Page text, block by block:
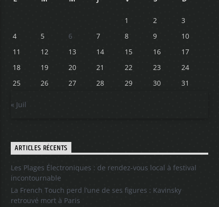
1 2
3
4
5 6 7 8 9
10
11
12 13 14 15 16
17
18
19 20 21 22 23
24
25
26 27 28 29 30 31
« Juil
ARTICLES RÉCENTS
Les Plages Électroniques : de rendez-vous local à festival
incontournable
La French Touch perd l’une de ses figures : Kavinsky
retrouvé mort à Paris